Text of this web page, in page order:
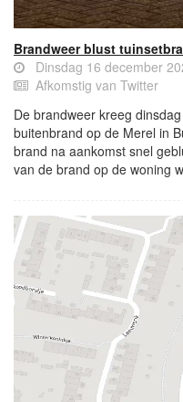
Brandweer blust
Dinsdag 16 december
Afkomstig van Twitter
De brandweer kreeg
buitenbrand op de Merel in
brand na aankomst snel
van de brand op de woning